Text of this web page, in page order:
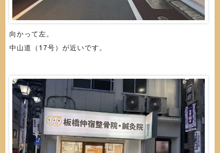
向かって左。
中山道（17号）が近いです。